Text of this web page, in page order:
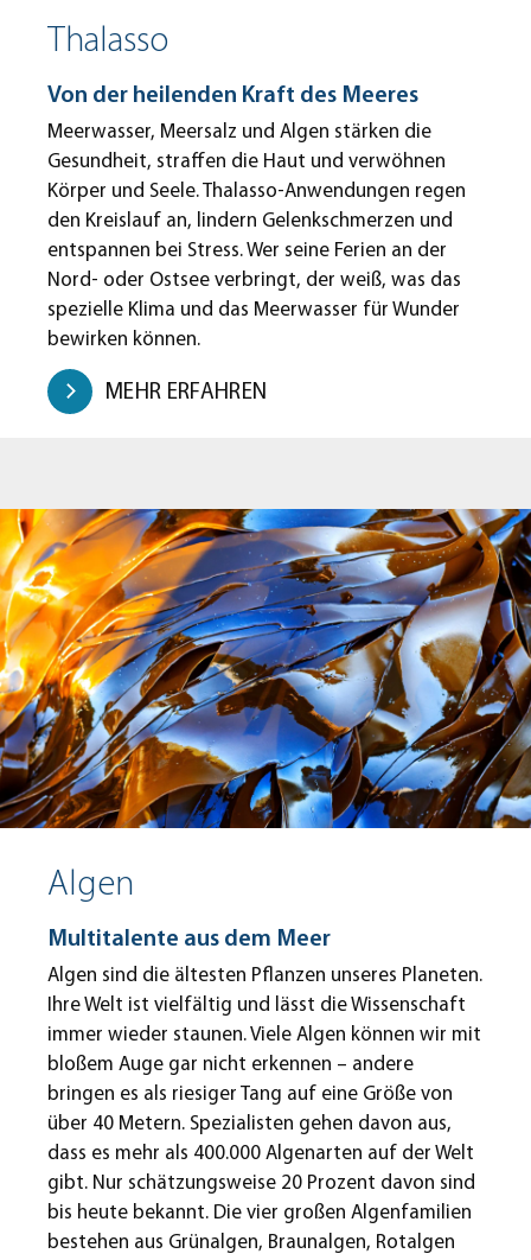
Thalasso
Von der heilenden Kraft des Meeres
Meerwasser, Meersalz und Algen stärken die
Gesundheit, straffen die Haut und verwöhnen
Körper und Seele. Thalasso-Anwendungen regen
den Kreislauf an, lindern Gelenkschmerzen und
entspannen bei Stress. Wer seine Ferien an der
Nord- oder Ostsee verbringt, der weiß, was das
spezielle Klima und das Meerwasser für Wunder
bewirken können.
MEHR ERFAHREN
Algen
Multitalente aus dem Meer
Algen sind die ältesten Pflanzen unseres Planeten.
Ihre Welt ist vielfältig und lässt die Wissenschaft
immer wieder staunen. Viele Algen können wir mit
bloßem Auge gar nicht erkennen – andere
bringen es als riesiger Tang auf eine Größe von
über 40 Metern. Spezialisten gehen davon aus,
dass es mehr als 400.000 Algenarten auf der Welt
gibt. Nur schätzungsweise 20 Prozent davon sind
bis heute bekannt. Die vier großen Algenfamilien
bestehen aus Grünalgen, Braunalgen, Rotalgen